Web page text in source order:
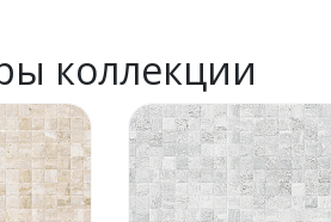
коллекции